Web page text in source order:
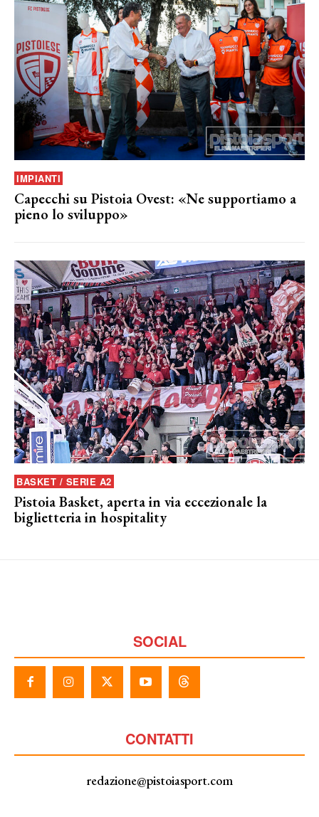
IMPIANTI
Capecchi su Pistoia Ovest: «Ne supportiamo a
pieno lo sviluppo»
BASKET / SERIE A2
Pistoia Basket, aperta in via eccezionale la
biglietteria in hospitality
SOCIAL
CONTATTI
redazione@pistoiasport.com